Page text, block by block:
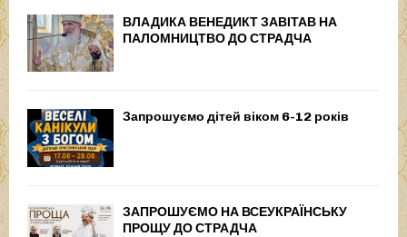
ВЛАДИКА ВЕНЕДИКТ ЗАВІТАВ НА
ПАЛОМНИЦТВО ДО СТРАДЧА
Запрошуємо дітей віком 6-12 років
ЗАПРОШУЄМО НА ВСЕУКРАЇНСЬКУ
ПРОЩУ ДО СТРАДЧА